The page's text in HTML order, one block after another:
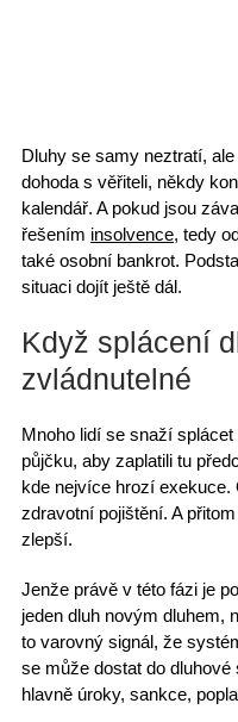
Dluhy se samy neztratí, ale
dohoda s věřiteli, někdy
kalendář. A pokud jsou
řešením insolvence, tedy
také osobní bankrot.
situaci dojít ještě dál.
Když splácení
zvládnutelné
Mnoho lidí se snaží splácet
půjčku, aby zaplatili tu
kde nejvíce hrozí exekuce.
zdravotní pojištění. A
zlepší.
Jenže právě v této fázi je
jeden dluh novým dluhem,
to varovný signál, že
se může dostat do dluhové
hlavně úroky, sankce,